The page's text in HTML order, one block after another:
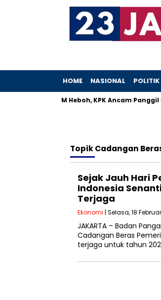
HOME NASIONAL POLITIK
Menteri UMKM Heboh, KPK Ancam Panggil
TopikCadangan
Sejak Jauh Hari
Indonesia
Terjaga
Ekonomi | Selasa, 18
JAKARTA – Badan
Cadangan Beras
terjaga untuk tahun